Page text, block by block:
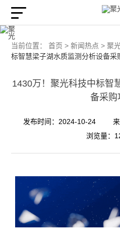
当前位置： 首页 > 新闻热点 > 聚
标智慧梁子湖水质监测分析设备采
1430万！聚光科技中标智
备采购
发布时间：2024-10-24
浏览量：